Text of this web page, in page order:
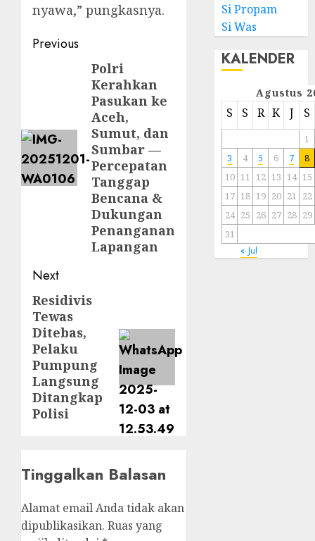
nyawa,” pungkasnya.
Previous
Polri
Kerahkan
Pasukan ke
Aceh,
Sumut, dan
Sumbar —
Percepatan
Tanggap
Bencana &
Dukungan
Penanganan
Lapangan
Next
Residivis
Tewas
Ditebas,
Pelaku
Pumpung
Langsung
Ditangkap
Polisi
Tinggalkan Balasan
Alamat email Anda tidak akan
dipublikasikan. Ruas yang
Si Propam
Si Was
KALENDER
Agustus
S S R K J S
1
3
4 5 6 7
8
10 11 12 13 14 15
17 18 19 20 21 22
24 25 26 27 28 29
31
« Jul